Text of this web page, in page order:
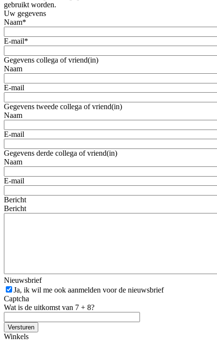
gebruikt worden.
Uw gegevens
Naam*
E-mail*
Gegevens collega of vriend(in)
Naam
E-mail
Gegevens tweede collega of vriend(in)
Naam
E-mail
Gegevens derde collega of vriend(in)
Naam
E-mail
Bericht
Bericht
Nieuwsbrief
Ja, ik wil me ook aanmelden voor de nieuwsbrief
Captcha
Wat is de uitkomst van 7 + 8?
Winkels